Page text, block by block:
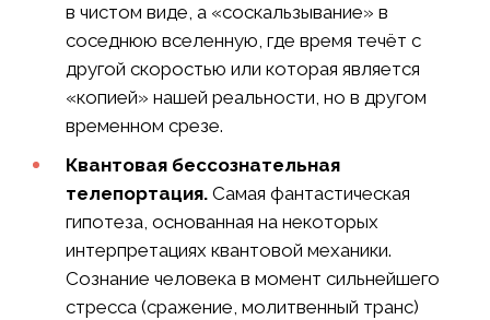
в чистом виде, а «соскальзывание» в
соседнюю вселенную, где время течёт с
другой скоростью или которая является
«копией» нашей реальности, но в другом
временном срезе.
Квантовая бессознательная
телепортация. Самая фантастическая
гипотеза, основанная на некоторых
интерпретациях квантовой механики.
Сознание человека в момент сильнейшего
стресса (сражение, молитвенный транс)